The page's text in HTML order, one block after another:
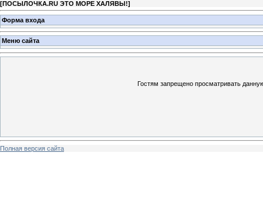
[ПОСЫЛОЧКА.RU ЭТО МОРЕ ХАЛЯВЫ!]
Форма входа
Меню сайта
Гостям запрещено просматривать
Полная версия сайта